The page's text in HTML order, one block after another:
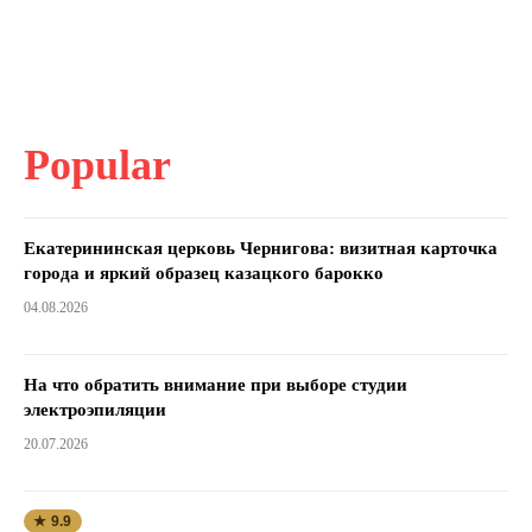
Popular
Екатерининская церковь Чернигова: визитная карточка
города и яркий образец казацкого барокко
04.08.2026
На что обратить внимание при выборе студии
электроэпиляции
20.07.2026
★ 9.9